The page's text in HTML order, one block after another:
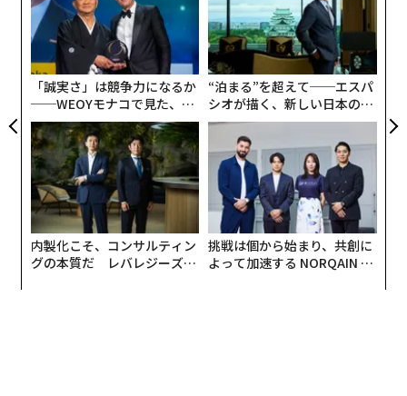
「誠実さ」は競争力になるか
──WEOYモナコで見た、く
ら寿司の経営哲学
“泊まる”を超えて──エスパ
シオが描く、新しい日本のラ
グジュアリー（前編）
内製化こそ、コンサルティン
グの本質だ レバレジーズが
挑戦は個から始まり、共創に
よって加速する NORQAIN JA